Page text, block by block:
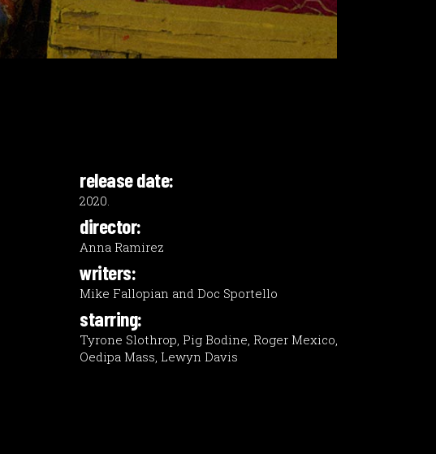
release date:
2020.
director:
Anna Ramirez
writers:
Mike Fallopian and Doc Sportello
starring:
Tyrone Slothrop, Pig Bodine, Roger Mexico,
Oedipa Mass, Lewyn Davis